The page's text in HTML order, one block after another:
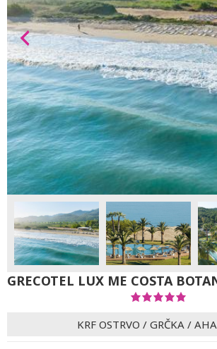
GRECOTEL LUX ME COSTA
KRF OSTRVO / GRČKA /